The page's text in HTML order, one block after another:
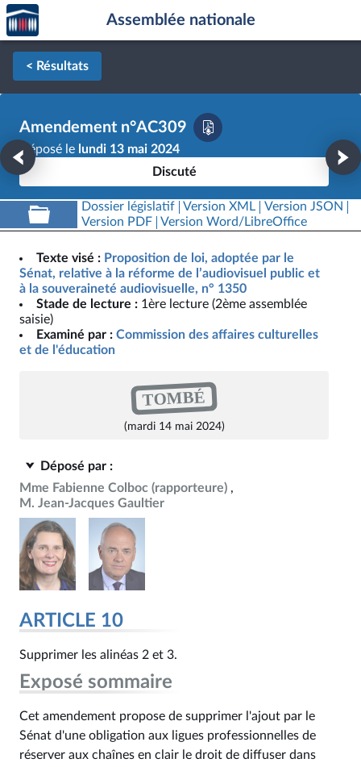
Aller au contenu
Aller en bas de la page
Accèder
à la
page
d'accueil
Assemblée nationale
< Résultats
Amendement n°AC309
Déposé le lundi 13 mai 2024
Discuté
Dossier législatif Version XML
Version JSON
Version PDF
Version Word/LibreOffice
Texte visé : Proposition de loi, adoptée par le
Sénat, relative à la réforme de l’audiovisuel public et
à la souveraineté audiovisuelle, n° 1350
Stade de lecture : 1ère lecture (2ème assemblée
saisie)
Examiné par : Commission des affaires culturelles
et de l'éducation
TOMBÉ
(mardi 14 mai 2024)
Déposé par :
Mme Fabienne Colboc (rapporteure)
M. Jean-Jacques Gaultier
ARTICLE 10
Supprimer les alinéas 2 et 3.
Exposé sommaire
Cet amendement propose de supprimer l'ajout par le
Sénat d'une obligation aux ligues professionnelles de
réserver aux chaînes en clair le droit de diffuser dans